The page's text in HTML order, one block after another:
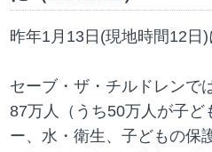
昨年1月13日(現地時間12
セーブ・ザ・チルドレンで
87万人（うち50万人が子
ー、水・衛生、子どもの保